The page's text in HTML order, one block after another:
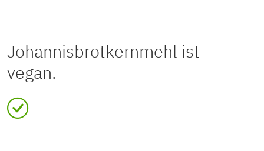
Johannisbrotkernmehl ist
vegan.